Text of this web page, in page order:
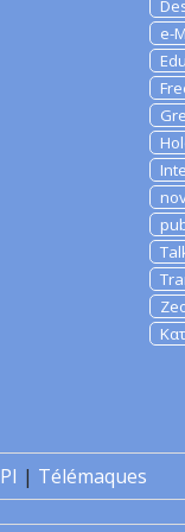
e-
PI | Télémaques